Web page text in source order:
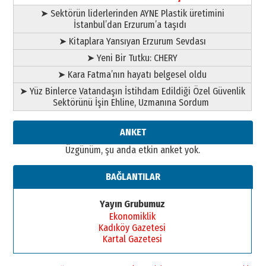
➤ Sektörün liderlerinden AYNE Plastik üretimini
İstanbul’dan Erzurum’a taşıdı
➤ Kitaplara Yansıyan Erzurum Sevdası
➤ Yeni Bir Tutku: CHERY
➤ Kara Fatma’nın hayatı belgesel oldu
➤ Yüz Binlerce Vatandaşın İstihdam Edildiği Özel Güvenlik
Sektörünü İşin Ehline, Uzmanına Sordum
ANKET
Üzgünüm, şu anda etkin anket yok.
BAĞLANTILAR
Yayın Grubumuz
Ekonomiklik
Kadıköy Gazetesi
Kartal Gazetesi